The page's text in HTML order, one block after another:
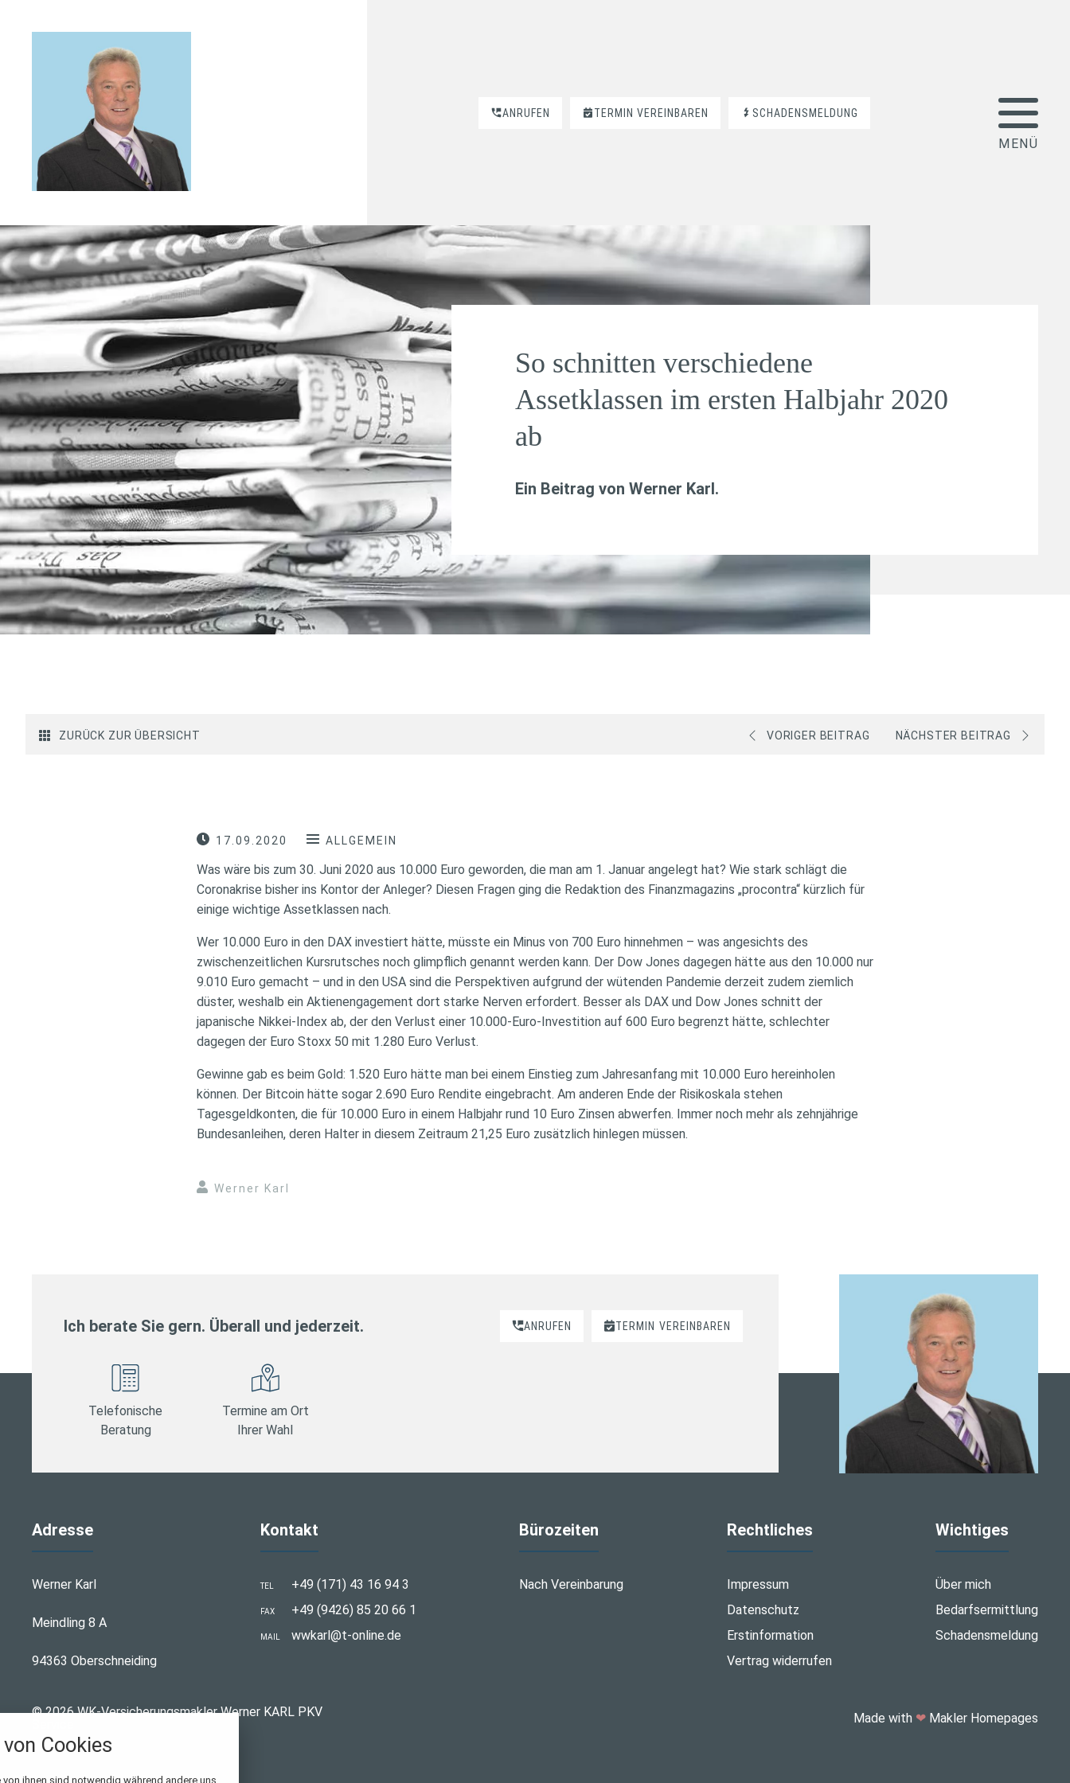
ANRUFEN TERMIN VEREINBAREN SCHADENSMELDUNG
So schnitten verschiedene
Assetklassen im ersten Halbjahr 2020
ab
Ein Beitrag von Werner Karl.
ZURÜCK ZUR ÜBERSICHT VORIGER BEITRAG NÄCHSTER BEITRAG
17.09.2020 ALLGEMEIN
Was wäre bis zum 30. Juni 2020 aus 10.000 Euro geworden, die man am 1. Januar angelegt hat? Wie stark schlägt die
Coronakrise bisher ins Kontor der Anleger? Diesen Fragen ging die Redaktion des Finanzmagazins „procontra“ kürzlich für
einige wichtige Assetklassen nach.
Wer 10.000 Euro in den DAX investiert hätte, müsste ein Minus von 700 Euro hinnehmen – was angesichts des
zwischenzeitlichen Kursrutsches noch glimpflich genannt werden kann. Der Dow Jones dagegen hätte aus den 10.000 nur
9.010 Euro gemacht – und in den USA sind die Perspektiven aufgrund der wütenden Pandemie derzeit zudem ziemlich
düster, weshalb ein Aktienengagement dort starke Nerven erfordert. Besser als DAX und Dow Jones schnitt der
japanische Nikkei-Index ab, der den Verlust einer 10.000-Euro-Investition auf 600 Euro begrenzt hätte, schlechter
dagegen der Euro Stoxx 50 mit 1.280 Euro Verlust.
Gewinne gab es beim Gold: 1.520 Euro hätte man bei einem Einstieg zum Jahresanfang mit 10.000 Euro hereinholen
können. Der Bitcoin hätte sogar 2.690 Euro Rendite eingebracht. Am anderen Ende der Risikoskala stehen
Tagesgeldkonten, die für 10.000 Euro in einem Halbjahr rund 10 Euro Zinsen abwerfen. Immer noch mehr als zehnjährige
Bundesanleihen, deren Halter in diesem Zeitraum 21,25 Euro zusätzlich hinlegen müssen.
Werner Karl
Ich berate Sie gern. Überall und jederzeit. ANRUFEN TERMIN VEREINBAREN
Telefonische
Beratung
Termine am Ort
Ihrer Wahl
Adresse
Werner Karl
Meindling 8 A
94363 Oberschneiding
Kontakt
TEL +49 (171) 43 16 94 3
FAX +49 (9426) 85 20 66 1
MAIL wwkarl@t-online.de
Bürozeiten
Nach Vereinbarung
Rechtliches
Impressum
Datenschutz
Erstinformation
Vertrag widerrufen
Wichtiges
Über mich
Bedarfsermittlung
Schadensmeldung
© 2026 WK-Versicherungsmakler Werner KARL PKV
Made with ❤Makler Homepages
Cookies
ihnen sind notwendig während andere uns